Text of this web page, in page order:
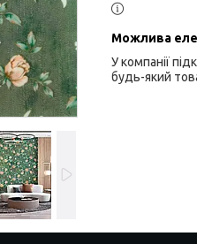
У компанії
будь-який